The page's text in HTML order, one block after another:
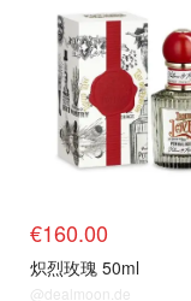
€160.00
炽烈玫瑰 50ml
@dealmoon.de